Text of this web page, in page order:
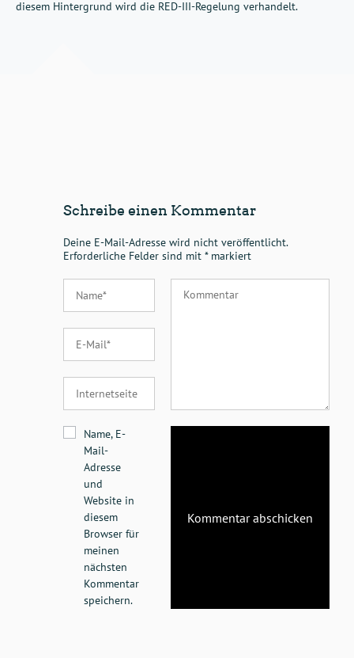
diesem Hintergrund wird die RED-III-Regelung verhandelt.
Schreibe einen Kommentar
Deine E-Mail-Adresse wird nicht veröffentlicht.
Erforderliche Felder sind mit *markiert
Name, E-
Mail-
Adresse
und
Website in
diesem
Browser für
meinen
nächsten
Kommentar
speichern.